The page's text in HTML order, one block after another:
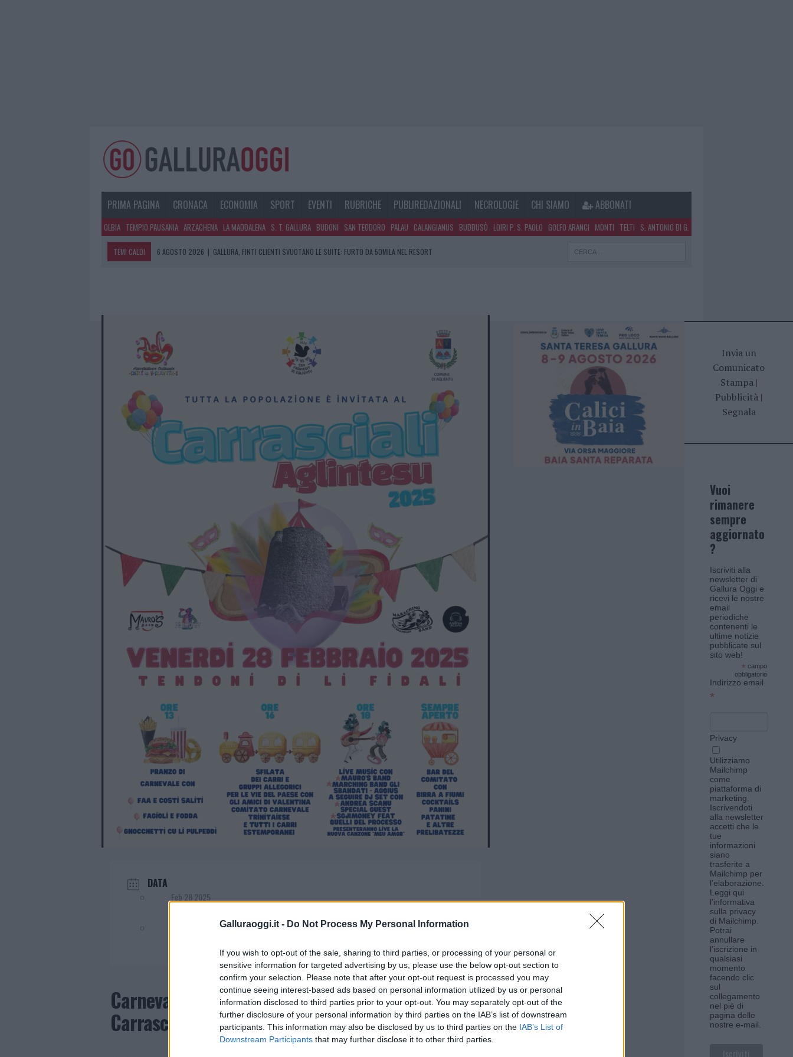
Galluraoggi.it - Do Not Process My Personal Information
If you wish to opt-out of the sale, sharing to third parties, or processing of your personal or
sensitive information for targeted advertising by us, please use the below opt-out section to
confirm your selection. Please note that after your opt-out request is processed you may
continue seeing interest-based ads based on personal information utilized by us or personal
information disclosed to third parties prior to your opt-out. You may separately opt-out of the
further disclosure of your personal information by third parties on the IAB’s list of downstream
participants. This information may also be disclosed by us to third parties on the IAB’s List of
Downstream Participants that may further disclose it to other third parties.
PRIMA PAGINA CRONACA ECONOMIA SPORT EVENTI RUBRICHE PUBLIREDAZIONALI NECROLOGIE CHI SIAMO ABBONATI
OLBIA TEMPIO PAUSANIA ARZACHENA LA MADDALENA S. T. GALLURA BUDONI SAN TEODORO PALAU CALANGIANUS BUDDUSÒ LOIRI P. S. PAOLO GOLFO ARANCI MONTI TELTI S. ANTONIO DI G.
TEMI CALDI 6 AGOSTO 2026 | GALLURA, FINTI CLIENTI SVUOTANO LE SUITE: FURTO DA 50MILA NEL RESORT
DATA
Feb 28 2025
Evento terminato!
Carnevale ad Aglientu: tutto pronto per il
Carrasciali Aglintesu
Invia un
Comunicato
Stampa|
Pubblicità |
Segnala
Vuoi
rimanere
sempre
aggiornato
?
Iscriviti alla
newsletter di
Gallura Oggi e
ricevi le nostre
email
periodiche
contenenti le
ultime notizie
pubblicate sul
sito web!
* campo
obbligatorio
Indirizzo email
*
Privacy
Utilizziamo
Mailchimp
come
piattaforma di
marketing.
Iscrivendoti
alla newsletter
accetti che le
tue
informazioni
siano
trasferite a
Mailchimp per
l'elaborazione.
Leggi qui
l'informativa
sulla privacy
di Mailchimp.
Potrai
annullare
l'iscrizione in
qualsiasi
momento
facendo clic
sul
collegamento
nel piè di
pagina delle
nostre e-mail.